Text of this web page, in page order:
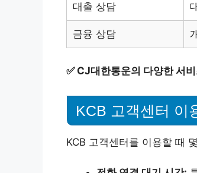
대출 상담
금융 상담
✅ CJ대한통운의 다양한 서
KCB 고객센터 이
KCB 고객센터를 이용할 때